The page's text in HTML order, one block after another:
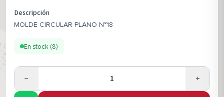
Descripción
MOLDE CIRCULAR PLANO N°18
En stock (8)
− 1 +